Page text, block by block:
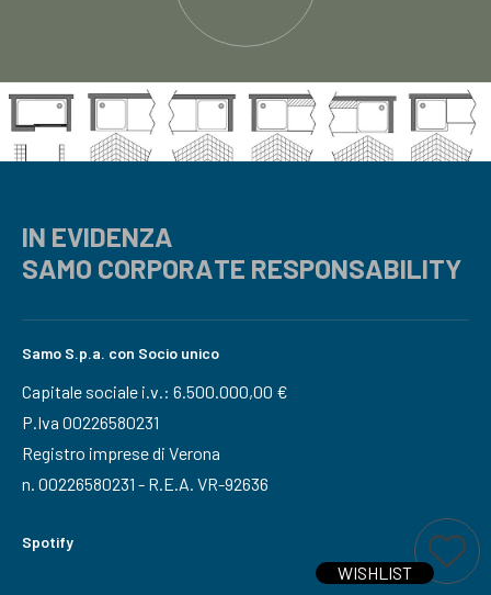
WISHLIST
IN EVIDENZA
SAMO CORPORATE RESPONSABILITY
Samo S.p.a. con Socio unico
Capitale sociale i.v.: 6.500.000,00 €
P.Iva 00226580231
Registro imprese di Verona
n. 00226580231 - R.E.A. VR-92636
Spotify
Aggiungi a